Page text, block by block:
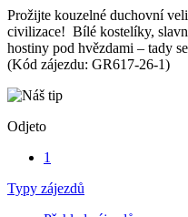
Prožijte kouzelné duchovní
civilizace! Bílé kostelíky,
hostiny pod hvězdami – tady
(Kód zájezdu: GR617-26-1)
Odjeto
1
Typy zájezdů